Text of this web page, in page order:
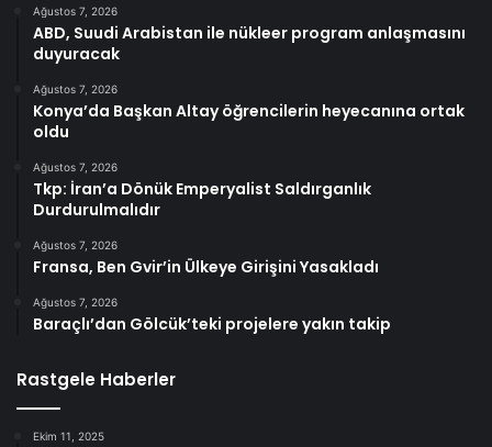
Ağustos 7, 2026
ABD, Suudi Arabistan ile nükleer program anlaşmasını
duyuracak
Ağustos 7, 2026
Konya’da Başkan Altay öğrencilerin heyecanına ortak
oldu
Ağustos 7, 2026
Tkp: İran’a Dönük Emperyalist Saldırganlık
Durdurulmalıdır
Ağustos 7, 2026
Fransa, Ben Gvir’in Ülkeye Girişini Yasakladı
Ağustos 7, 2026
Baraçlı’dan Gölcük’teki projelere yakın takip
Rastgele Haberler
Ekim 11, 2025